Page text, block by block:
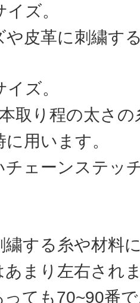
ズ。
や皮革に刺繍す
ズ。
取り程の太さ
用います。
チェーンステッ
する糸や材料
まり左右され
っても70~90番